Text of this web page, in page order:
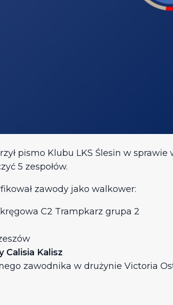
pismo Klubu LKS Ślesin w
5 zespołów.
zawody jako walkower:
C2 Trampkarz grupa 2
Calisia Kalisz
zawodnika w drużynie Victoria